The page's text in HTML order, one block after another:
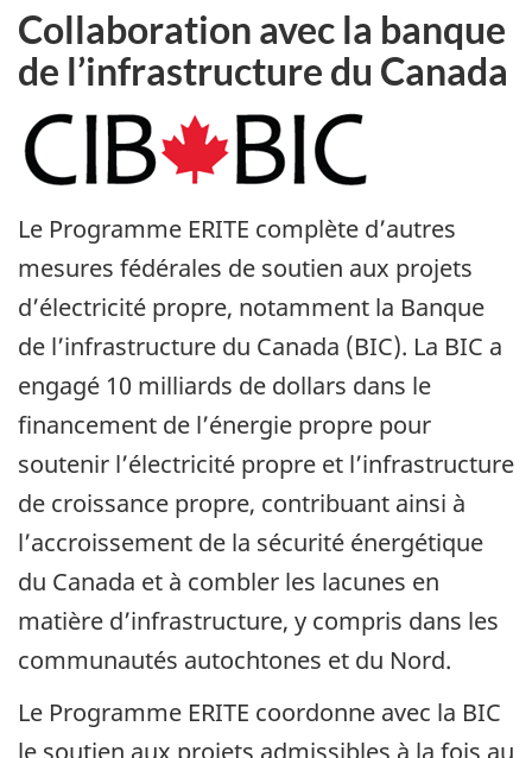
Collaboration avec la banque
de l’infrastructure du Canada
Le Programme ERITE complète d’autres
mesures fédérales de soutien aux projets
d’électricité propre, notamment la Banque
de l’infrastructure du Canada (BIC). La BIC a
engagé 10 milliards de dollars dans le
financement de l’énergie propre pour
soutenir l’électricité propre et l’infrastructure
de croissance propre, contribuant ainsi à
l’accroissement de la sécurité énergétique
du Canada et à combler les lacunes en
matière d’infrastructure, y compris dans les
communautés autochtones et du Nord.
Le Programme ERITE coordonne avec la BIC